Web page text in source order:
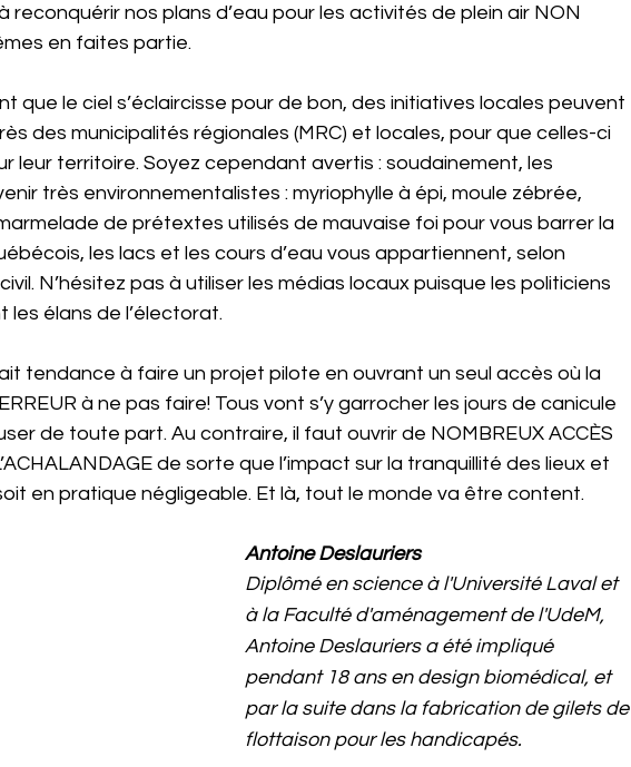
reconquérir nos plans d’eau pour les activités de plein air NON
en faites partie.
que le ciel s’éclaircisse pour de bon, des initiatives locales peuvent
des municipalités régionales (MRC) et locales, pour que celles-ci
leur territoire. Soyez cependant avertis : soudainement, les
très environnementalistes : myriophylle à épi, moule zébrée,
de prétextes utilisés de mauvaise foi pour vous barrer la
les lacs et les cours d’eau vous appartiennent, selon
N’hésitez pas à utiliser les médias locaux puisque les politiciens
les élans de l’électorat.
tendance à faire un projet pilote en ouvrant un seul accès où la
à ne pas faire! Tous vont s’y garrocher les jours de canicule
de toute part. Au contraire, il faut ouvrir de NOMBREUX ACCÈS
de sorte que l’impact sur la tranquillité des lieux et
en pratique négligeable. Et là, tout le monde va être content.
Antoine Deslauriers
Diplômé en science à l'Université Laval et
à la Faculté d'aménagement de l'UdeM,
Antoine Deslauriers a été impliqué
pendant 18 ans en design biomédical, et
par la suite dans la fabrication de gilets de
flottaison pour les handicapés.